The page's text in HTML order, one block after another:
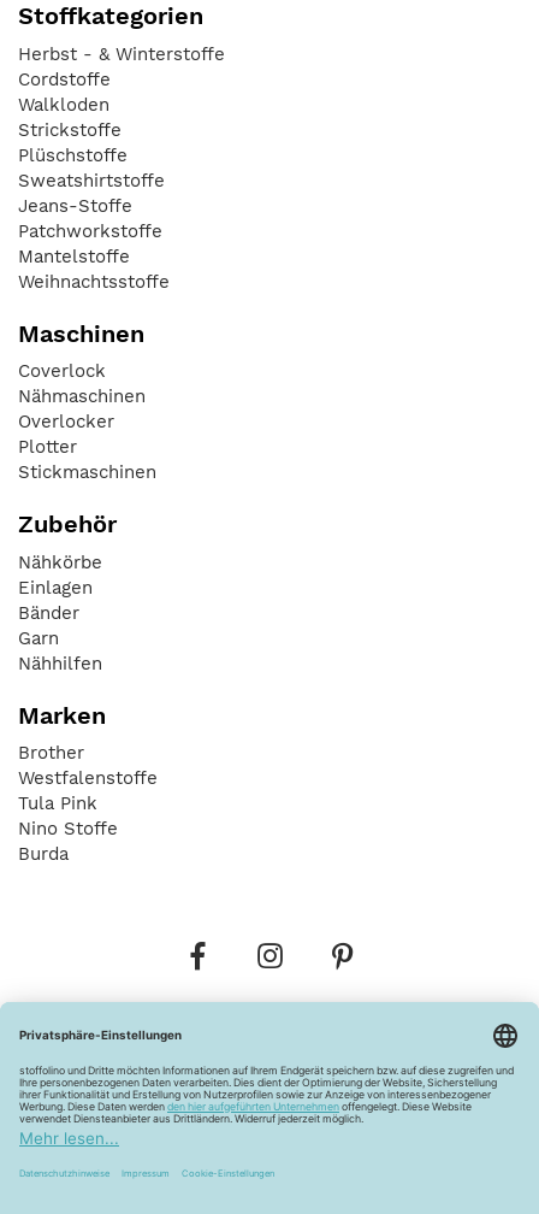
Stoffkategorien
Herbst - & Winterstoffe
Cordstoffe
Walkloden
Strickstoffe
Plüschstoffe
Sweatshirtstoffe
Jeans-Stoffe
Patchworkstoffe
Mantelstoffe
Weihnachtsstoffe
Maschinen
Coverlock
Nähmaschinen
Overlocker
Plotter
Stickmaschinen
Zubehör
Nähkörbe
Einlagen
Bänder
Garn
Nähhilfen
Marken
Brother
Westfalenstoffe
Tula Pink
Nino Stoffe
Burda
Widerrufsbelehrung Vertrag widerrufen
Barrierefreiheitserklärung